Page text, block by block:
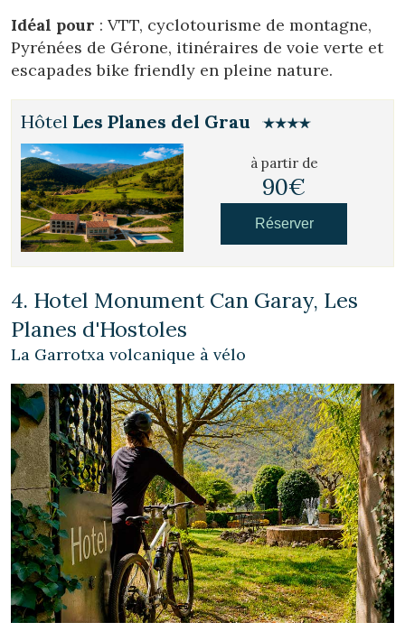
Idéal pour : VTT, cyclotourisme de montagne,
Pyrénées de Gérone, itinéraires de voie verte et
escapades bike friendly en pleine nature.
Hôtel Les Planes del Grau
à partir de
90€
Réserver
4. Hotel Monument Can Garay, Les
Planes d'Hostoles
La Garrotxa volcanique à vélo